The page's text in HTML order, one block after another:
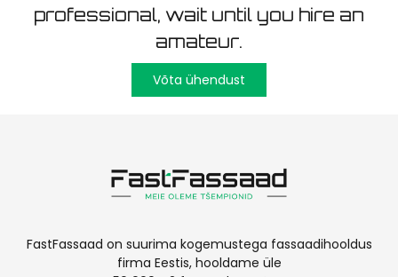
professional, wait until you hire an
amateur.
Võta ühendust
FastFassaad on suurima kogemustega fassaadihooldus
firma Eestis, hooldame üle